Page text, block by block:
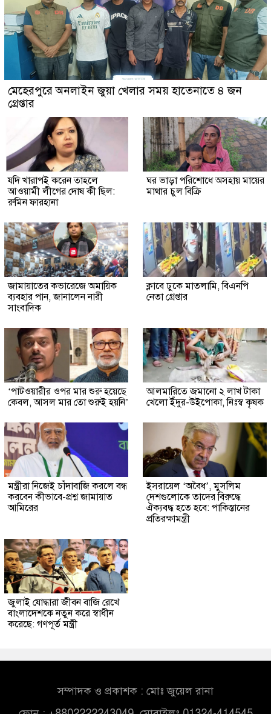
মেহেরপুরে অনলাইন জুয়া খেলার সময় হাতেনাতে ৪ জন
গ্রেপ্তার
যদি খারাপই করেন তাহলে
আওয়ামী লীগের দোষ কী ছিল:
রুমিন ফারহানা
ঘর ভাড়া পরিশোধে অসহায় মায়ের
মাথার চুল বিক্রি
জামায়াতের কভারেজে অমায়িক
ব্যবহার পান, জানালেন নারী
সাংবাদিক
ক্লাবে ঢুকে মাতলামি, বিএনপি
নেতা গ্রেপ্তার
‘পাটওয়ারীর ওপর মার শুরু হয়েছে
কেবল, আসল মার তো শুরুই হয়নি’
আলমারিতে জমানো ২ লাখ টাকা
খেলো ইঁদুর-উইপোকা, নিঃস্ব কৃষক
মন্ত্রীরা নিজেই চাঁদাবাজি করলে বন্ধ
করবেন কীভাবে-প্রশ্ন জামায়াত
আমিরের
ইসরায়েল ‘অবৈধ’, মুসলিম
দেশগুলোকে তাদের বিরুদ্ধে
ঐক্যবদ্ধ হতে হবে: পাকিস্তানের
প্রতিরক্ষামন্ত্রী
জুলাই যোদ্ধারা জীবন বাজি রেখে
বাংলাদেশকে নতুন করে স্বাধীন
করেছে: গণপূর্ত মন্ত্রী
সম্পাদক ও প্রকাশক : মোঃ জুয়েল রানা